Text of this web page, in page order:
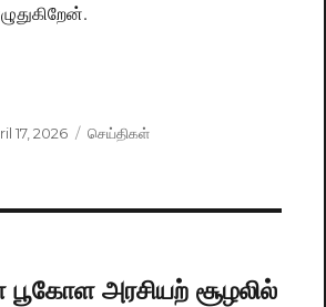
17, 2026 Categories
செய்திகள்
அரசியற் சூழலில்